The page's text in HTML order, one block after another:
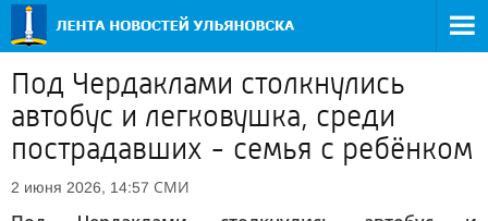
Под Чердаклами столкнулись
автобус и легковушка, среди
пострадавших - семья с ребёнком
2 июня 2026, 14:57 СМИ